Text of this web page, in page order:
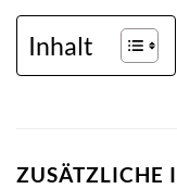
Inhalt
ZUSÄTZLICHE